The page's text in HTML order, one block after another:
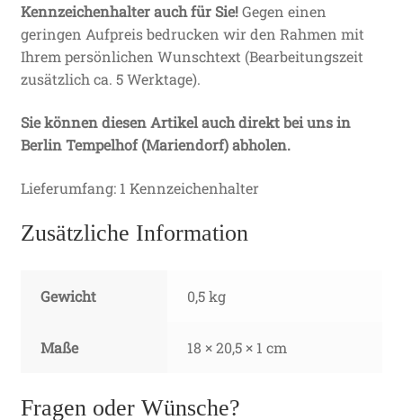
Kennzeichenhalter auch für Sie!Gegen einen
geringen Aufpreis bedrucken wir den Rahmen mit
Ihrem persönlichen Wunschtext (Bearbeitungszeit
zusätzlich ca. 5 Werktage).
Sie können diesen Artikel auch direkt bei uns in
Berlin Tempelhof (Mariendorf) abholen.
Lieferumfang: 1 Kennzeichenhalter
Zusätzliche Information
Gewicht 0,5 kg
Maße 18 × 20,5 × 1 cm
Fragen oder Wünsche?